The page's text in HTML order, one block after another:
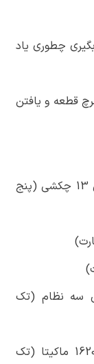
چطوری یاد
قطعه و یافتن
آموزش تعمیر و شناخت مکانیزم دریل 13 چکشی (پنج
سه نظام (تک
آموزش نحوه رفع ایراد خاص دریل 1620 ماکیتا (تک